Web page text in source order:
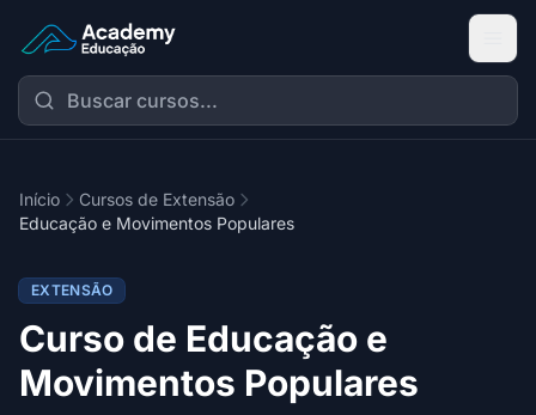
Academy Extensão
Início
Cursos de Extensão
Educação e Movimentos Populares
EXTENSÃO
Curso de Educação e
Movimentos Populares